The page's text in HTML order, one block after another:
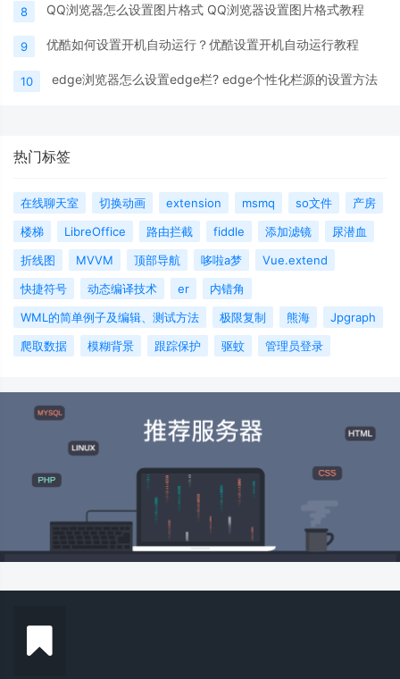
8 QQ浏览器怎么设置图片格式 QQ浏览器设置图片格式教程
9 优酷如何设置开机自动运行？优酷设置开机自动运行教程
10 edge浏览器怎么设置edge栏? edge个性化栏源的设置方法
热门标签
在线聊天室 切换动画 extension msmq so文件
产房
楼梯
LibreOffice 路由拦截 fiddle 添加滤镜
尿潜血
折线图
MVVM 顶部导航 哆啦a梦
Vue.extend
快捷符号
动态编译技术 er
内错角
WML的简单例子及编辑、测试方法
极限复制 熊海
Jpgraph
爬取数据
模糊背景 跟踪保护 驱蚊 管理员登录